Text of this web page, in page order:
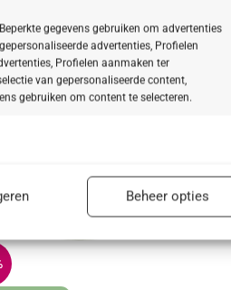
gegevens gebruiken om advertenties
advertenties, Profielen
Profielen aanmaken ter
van gepersonaliseerde content,
gebruiken om content te selecteren.
op basis van automatisch
en detecteren en
en tonen,
Beheer opties